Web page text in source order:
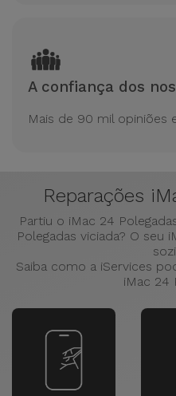
A confiança dos
Mais de 90 mil opiniões
Reparações
Partiu o iMac 24
Polegadas viciada? O seu
Saiba como a iServices
iMac 24